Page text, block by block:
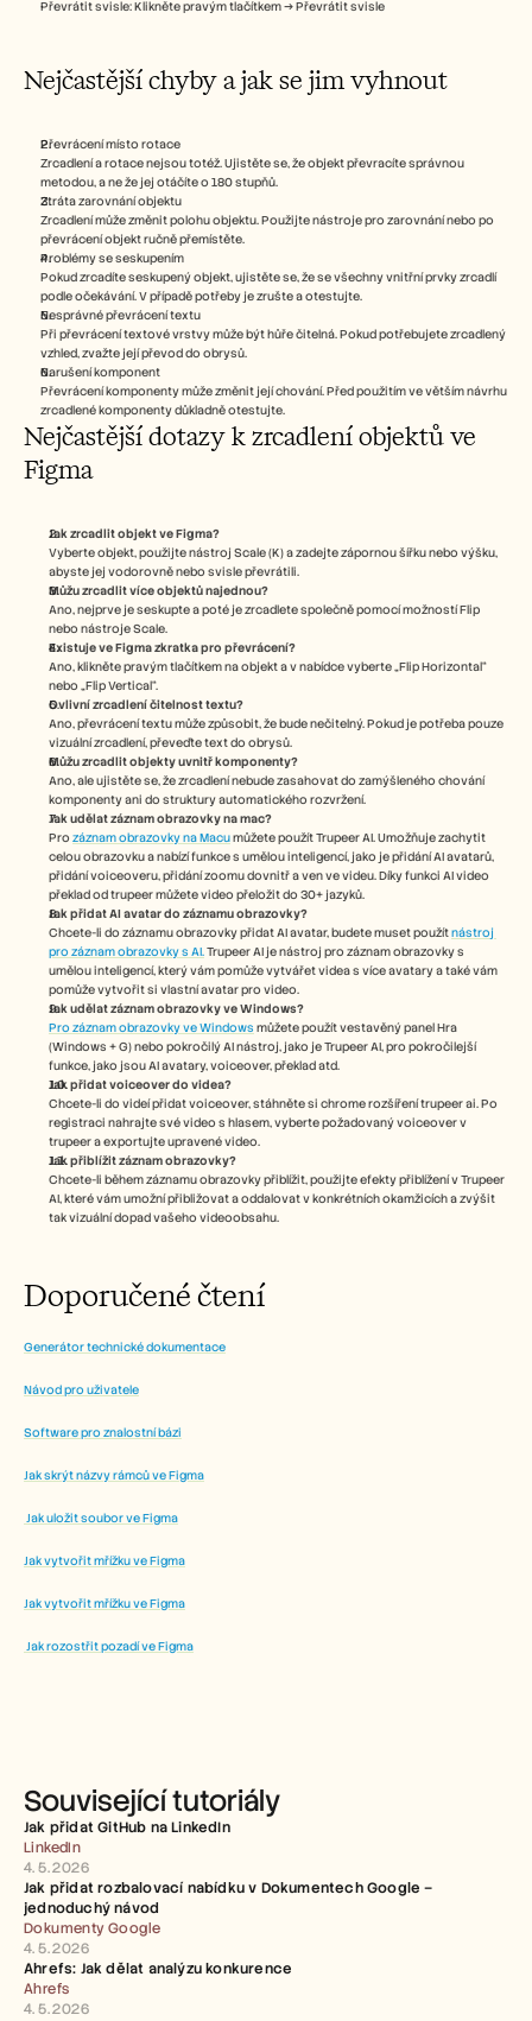
Převrátit svisle: Klikněte pravým tlačítkem → Převrátit svisle
Nejčastější chyby a jak se jim vyhnout
Převrácení místo rotace
Zrcadlení a rotace nejsou totéž. Ujistěte se, že objekt převracíte správnou
metodou, a ne že jej otáčíte o 180 stupňů.
Ztráta zarovnání objektu
Zrcadlení může změnit polohu objektu. Použijte nástroje pro zarovnání nebo po
převrácení objekt ručně přemístěte.
Problémy se seskupením
Pokud zrcadíte seskupený objekt, ujistěte se, že se všechny vnitřní prvky zrcadlí
podle očekávání. V případě potřeby je zrušte a otestujte.
Nesprávné převrácení textu
Při převrácení textové vrstvy může být hůře čitelná. Pokud potřebujete zrcadlený
vzhled, zvažte její převod do obrysů.
Narušení komponent
Převrácení komponenty může změnit její chování. Před použitím ve větším návrhu
zrcadlené komponenty důkladně otestujte.
Nejčastější dotazy k zrcadlení objektů ve
Figma
Jak zrcadlit objekt ve Figma?
Vyberte objekt, použijte nástroj Scale (K) a zadejte zápornou šířku nebo výšku,
abyste jej vodorovně nebo svisle převrátili.
Můžu zrcadlit více objektů najednou?
Ano, nejprve je seskupte a poté je zrcadlete společně pomocí možností Flip
nebo nástroje Scale.
Existuje ve Figma zkratka pro převrácení?
Ano, klikněte pravým tlačítkem na objekt a v nabídce vyberte „Flip Horizontal“
nebo „Flip Vertical“.
Ovlivní zrcadlení čitelnost textu?
Ano, převrácení textu může způsobit, že bude nečitelný. Pokud je potřeba pouze
vizuální zrcadlení, převeďte text do obrysů.
Můžu zrcadlit objekty uvnitř komponenty?
Ano, ale ujistěte se, že zrcadlení nebude zasahovat do zamýšleného chování
komponenty ani do struktury automatického rozvržení.
Jak udělat záznam obrazovky na mac?
Pro záznam obrazovky na Macu můžete použít Trupeer AI. Umožňuje zachytit
celou obrazovku a nabízí funkce s umělou inteligencí, jako je přidání AI avatarů,
přidání voiceoveru, přidání zoomu dovnitř a ven ve videu. Díky funkci AI video
překlad od trupeer můžete video přeložit do 30+ jazyků.
Jak přidat AI avatar do záznamu obrazovky?
Chcete-li do záznamu obrazovky přidat AI avatar, budete muset použít nástroj
pro záznam obrazovky s AI. Trupeer AI je nástroj pro záznam obrazovky s
umělou inteligencí, který vám pomůže vytvářet videa s více avatary a také vám
pomůže vytvořit si vlastní avatar pro video.
Jak udělat záznam obrazovky ve Windows?
Pro záznam obrazovky ve Windows můžete použít vestavěný panel Hra
(Windows + G) nebo pokročilý AI nástroj, jako je Trupeer AI, pro pokročilejší
funkce, jako jsou AI avatary, voiceover, překlad atd.
Jak přidat voiceover do videa?
Chcete-li do videí přidat voiceover, stáhněte si chrome rozšíření trupeer ai. Po
registraci nahrajte své video s hlasem, vyberte požadovaný voiceover v
trupeer a exportujte upravené video.
Jak přiblížit záznam obrazovky?
Chcete-li během záznamu obrazovky přiblížit, použijte efekty přiblížení v Trupeer
AI, které vám umožní přibližovat a oddalovat v konkrétních okamžicích a zvýšit
tak vizuální dopad vašeho videoobsahu.
Doporučené čtení
Generátor technické dokumentace
Návod pro uživatele
Software pro znalostní bázi
Jak skrýt názvy rámců ve Figma
Jak uložit soubor ve Figma
Jak vytvořit mřížku ve Figma
Jak vytvořit mřížku ve Figma
Jak rozostřit pozadí ve Figma
Související tutoriály
Jak přidat GitHub na LinkedIn
LinkedIn
4. 5. 2026
Jak přidat rozbalovací nabídku v Dokumentech Google –
jednoduchý návod
Dokumenty Google
4. 5. 2026
Ahrefs: Jak dělat analýzu konkurence
Ahrefs
4. 5. 2026